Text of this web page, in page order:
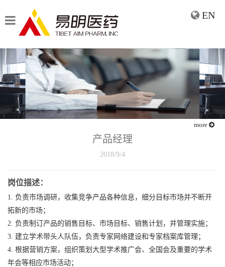
EN
more
产品经理
2018/9/4
岗位描述：
1. 负责市场调研，收集竞争产品各种信息，细分目标市场并不断开
拓新的市场；
2. 负责制订产品的销售目标、市场目标、销售计划，并管理实施；
3. 建立学术带头人队伍，负责专家网络建设和专家档案库管理；
4. 根据营销方案，组织策划大型学术推广会、全国会及重要的学术
年会等相应市场活动；